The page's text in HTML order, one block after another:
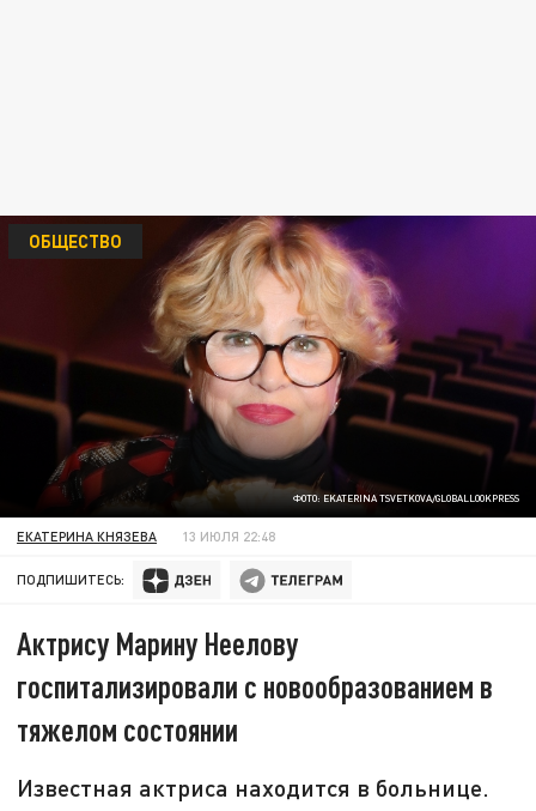
ФОТО: EKATERINA TSVETKOVA/GLOBALLOOKPRESS
ОБЩЕСТВО
ЕКАТЕРИНА КНЯЗЕВА 13 ИЮЛЯ 22:48
ПОДПИШИТЕСЬ:
Актрису Марину Неелову
госпитализировали с новообразованием в
тяжелом состоянии
Известная актриса находится в больнице.